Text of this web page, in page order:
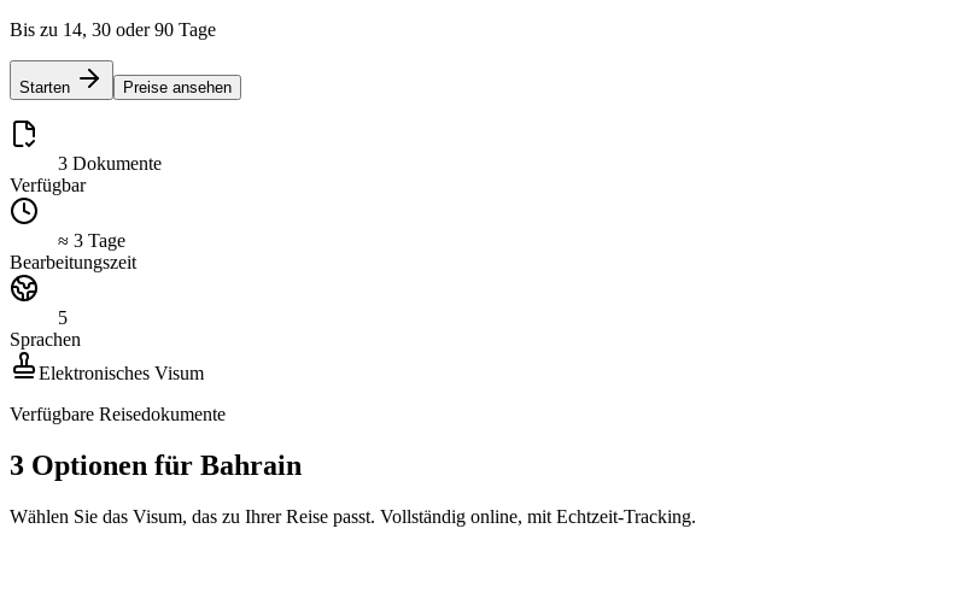
Bis zu 14, 30 oder 90 Tage
Starten Preise ansehen
3 Dokumente
Verfügbar
≈ 3 Tage
Bearbeitungszeit
5
Sprachen
Elektronisches Visum
Verfügbare Reisedokumente
3 Optionen für Bahrain
Wählen Sie das Visum, das zu Ihrer Reise passt. Vollständig online, mit Echtzeit-Tracking.